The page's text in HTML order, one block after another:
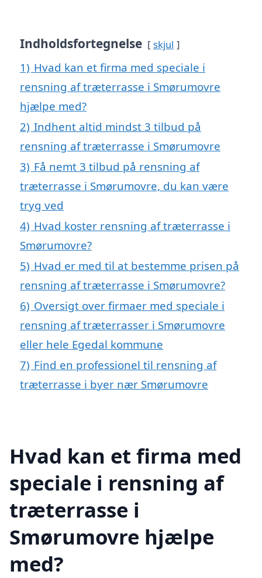
Indholdsfortegnelse skjul
1) Hvad kan et firma med speciale i
rensning af træterrasse i Smørumovre
hjælpe med?
2) Indhent altid mindst 3 tilbud på
rensning af træterrasse i Smørumovre
3) Få nemt 3 tilbud på rensning af
træterrasse i Smørumovre, du kan være
tryg ved
4) Hvad koster rensning af træterrasse i
Smørumovre?
5) Hvad er med til at bestemme prisen på
rensning af træterrasse i Smørumovre?
6) Oversigt over firmaer med speciale i
rensning af træterrasser i Smørumovre
eller hele Egedal kommune
7) Find en professionel til rensning af
træterrasse i byer nær Smørumovre
Hvad kan et firma med
speciale i rensning af
træterrasse i
Smørumovre hjælpe
med?